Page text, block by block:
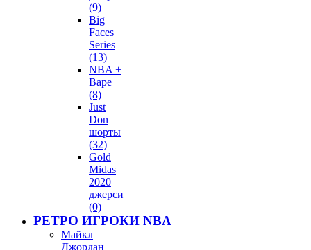
(9)
Big
Faces
Series
(13)
NBA +
Bape
(8)
Just
Don
шорты
(32)
Gold
Midas
2020
джерси
(0)
РЕТРО ИГРОКИ NBA
Майкл
Джордан